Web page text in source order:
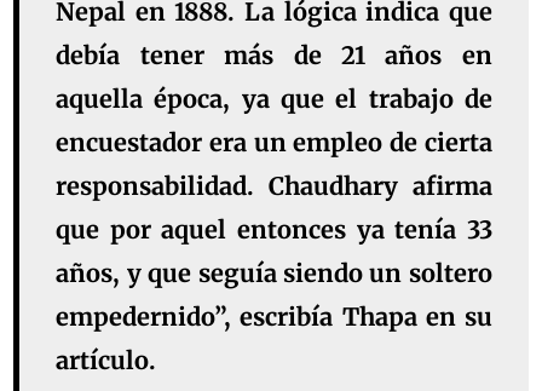
Nepal en 1888. La lógica indica que
debía tener más de 21 años en
aquella época, ya que el trabajo de
encuestador era un empleo de cierta
responsabilidad. Chaudhary afirma
que por aquel entonces ya tenía 33
años, y que seguía siendo un soltero
empedernido”, escribía Thapa en su
artículo.